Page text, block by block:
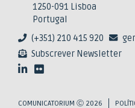
1250-091 Lisboa
Portugal
(+351) 210 415 920
Subscrever Newsletter
COMUNICATORIUM Ⓒ 2026